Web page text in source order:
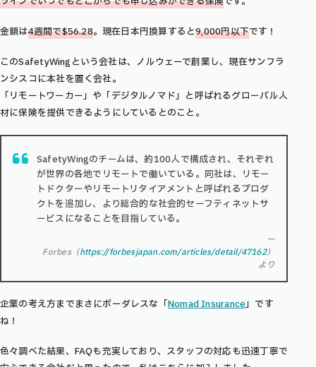
金額は4週間で$56.28。現在日本円換算すると9,000円以下です！
このSafetyWingという会社は、ノルウェーで創業し、現在サンフラ
ンシスコに本社を置く会社。
「リモートワーカー」や「デジタルノマド」と呼ばれるグローバル人
材に保険を提供できるようにしているとのこと。
SafetyWingのチームは、約100人で構成され、それぞれ
が世界の各地でリモートで働いている。同社は、リモー
トドクターやリモートリタイアメントと呼ばれるプロダ
クトを追加し、より総合的な社会的セーフティネットサ
ービスになることを目指している。
ー
Forbes（https://forbesjapan.com/articles/detail/47162）
より
企業の考え方までまさにボーダレスな「Nomad Insurance」です
ね！
色々調べた結果、FAQも充実しており、スタッフの対応も迅速丁寧で